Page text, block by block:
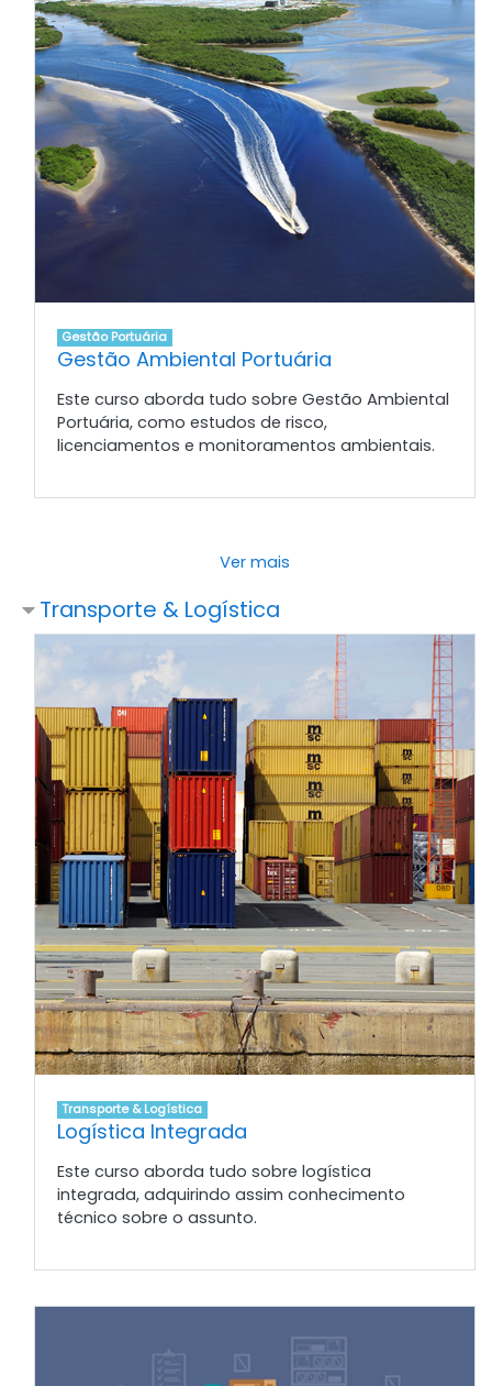
Gestão Portuária
Gestão Ambiental Portuária
Este curso aborda tudo sobre Gestão Ambiental
Portuária, como estudos de risco,
licenciamentos e monitoramentos ambientais.
Ver mais
Transporte & Logística
Transporte & Logística
Logística Integrada
Este curso aborda tudo sobre logística
integrada, adquirindo assim conhecimento
técnico sobre o assunto.